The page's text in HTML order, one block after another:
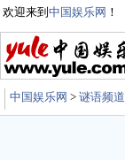
欢迎来到 中国娱乐网 ！
中国娱乐网 > 谜语频道